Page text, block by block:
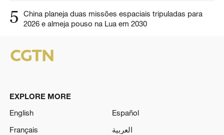
5
China planeja duas missões espaciais tripuladas para
2026 e almeja pouso na Lua em 2030
EXPLORE MORE
English
Español
Français
العربية